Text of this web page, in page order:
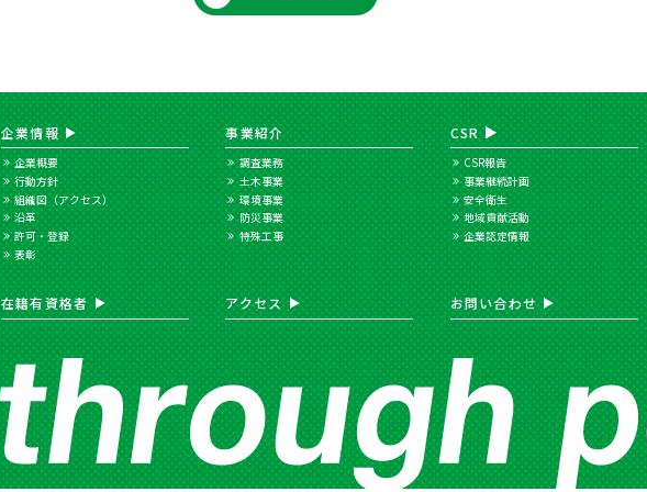
企業情報
企業概要
行動方針
組織図（アクセス）
沿革
許可・登録
表彰
事業紹介
調査業務
土木事業
環境事業
防災事業
特殊工事
CSR
CSR報告
事業継続計画
安全衛生
地域貢献活動
企業認定情報
在籍有資格者 アクセス お問い合わせ